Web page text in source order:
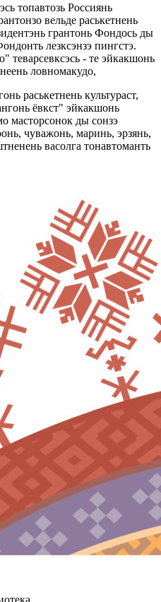
топавтозь Россиянь
вельде раськетнень
грантонь Фондось ды
лезксэнзэ пингстэ.
теварсевксэсь - те эйкакшонь
ловномакудо,
раськетнень культураст,
ёвкст" эйкакшонь
масторсонок ды сонзэ
чуважонь, маринь, эрзянь,
васолга тонавтоманть